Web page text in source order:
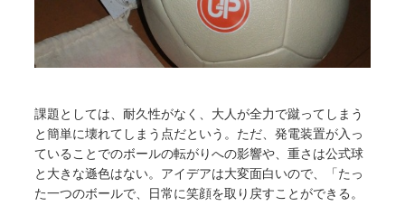
課題としては、耐久性がなく、大人が全力で蹴ってしまう
と簡単に壊れてしまう点だという。ただ、発電装置が入っ
ていることでのボールの転がりへの影響や、重さは公式球
と大きな遜色はない。アイデアは大変面白いので、「たっ
た一つのボールで、日常に笑顔を取り戻すことができる。